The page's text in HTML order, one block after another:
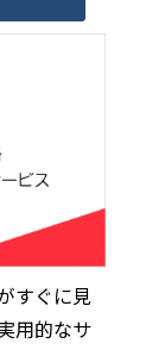
すぐに見
用的なサ